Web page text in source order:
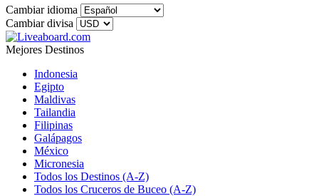
Cambiar idioma
Cambiar divisa
Mejores Destinos
Indonesia
Egipto
Maldivas
Tailandia
Filipinas
Galápagos
México
Micronesia
Todos los Destinos (A-Z)
Todos los Cruceros de Buceo (A-Z)